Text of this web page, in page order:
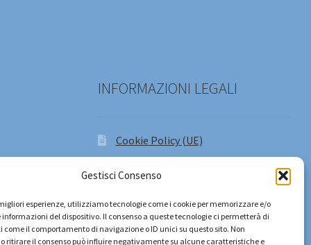
Gestisci Consenso
esperienze, utilizziamo tecnologie come i cookie per memorizzare e/o
informazioni del dispositivo. Il consenso a queste tecnologie ci permetterà di
come il comportamento di navigazione o ID unici su questo sito. Non
ritirare il consenso può influire negativamente su alcune caratteristiche e
INFORMAZIONI LEGALI
Cookie Policy (UE)